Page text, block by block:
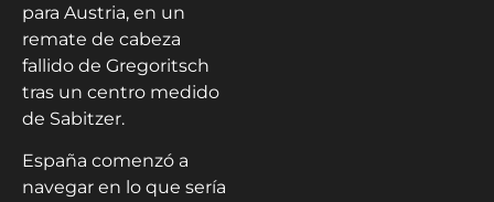
para Austria, en un
remate de cabeza
fallido de Gregoritsch
tras un centro medido
de Sabitzer.
España comenzó a
navegar en lo que sería